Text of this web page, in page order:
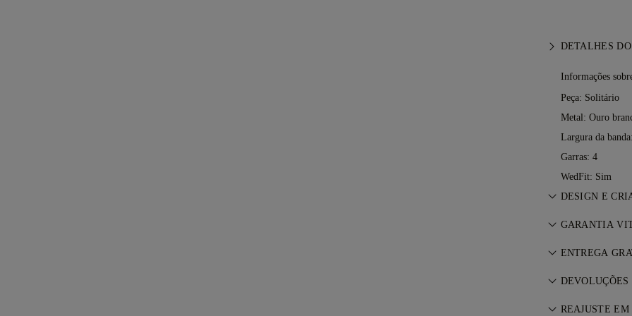
DETALHES
Informações
Peça: Solitário
Metal: Ouro
Largura da
Garras: 4
WedFit: Sim
DESIGN E
A arte da
GARANTIA
Em qualquer
reparações
ENTREGA
Todos os
Enviaremos o
Caso não
REAJUSTE EM